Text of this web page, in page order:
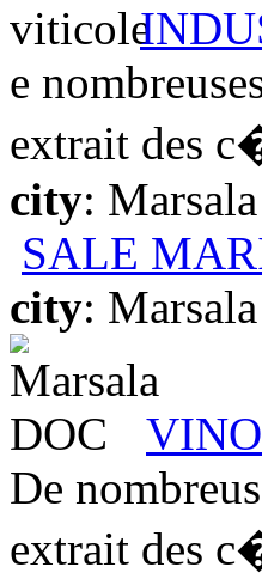
e
extrait des
city: Marsala
SALE
city: Marsala
De
extrait des